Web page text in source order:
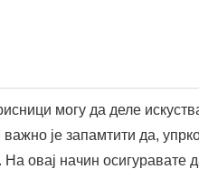
са фиксним приходом
за почетнике. Међутим,
корисничка подршка је